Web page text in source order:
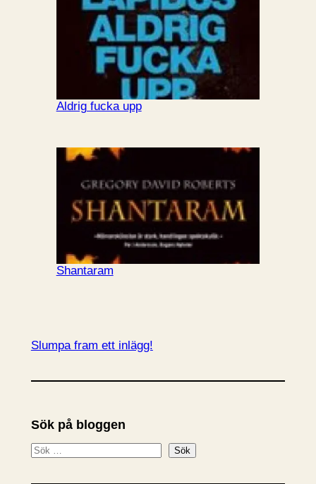
Aldrig fucka upp
Shantaram
Slumpa fram ett inlägg!
Sök på bloggen
S
Sök